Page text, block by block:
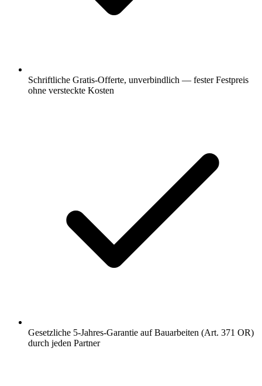
Schriftliche Gratis-Offerte, unverbindlich — fester Festpreis
ohne versteckte Kosten
Gesetzliche 5-Jahres-Garantie auf Bauarbeiten (Art. 371 OR)
durch jeden Partner